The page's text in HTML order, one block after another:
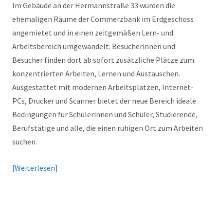
Im Gebäude an der Hermannstraße 33 wurden die
ehemaligen Räume der Commerzbank im Erdgeschoss
angemietet und in einen zeitgemäßen Lern- und
Arbeitsbereich umgewandelt. Besucherinnen und
Besucher finden dort ab sofort zusätzliche Plätze zum
konzentrierten Arbeiten, Lernen und Austauschen.
Ausgestattet mit modernen Arbeitsplätzen, Internet-
PCs, Drucker und Scanner bietet der neue Bereich ideale
Bedingungen für Schülerinnen und Schüler, Studierende,
Berufstätige und alle, die einen ruhigen Ort zum Arbeiten
suchen.
Weiterlesen